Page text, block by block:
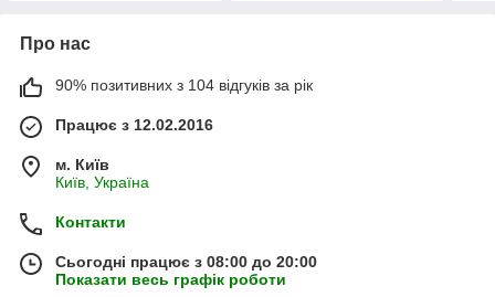
Про нас
90% позитивних з 104 відгуків за рік
Працює з 12.02.2016
м. Київ
Київ, Україна
Контакти
Сьогодні працює з 08:00 до 20:00
Показати весь графік роботи